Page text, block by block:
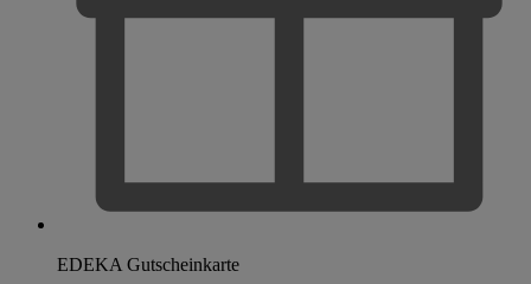
EDEKA Gutscheinkarte